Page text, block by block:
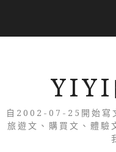
YIYI
自2002-07-25開始寫
旅遊文、購買文、體驗